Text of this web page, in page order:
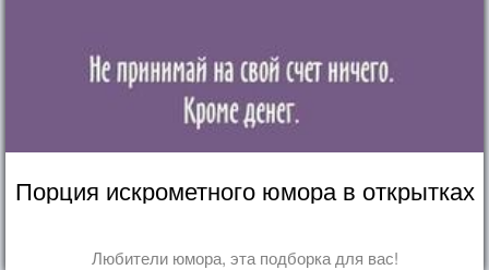
Порция искрометного юмора в открытках
Любители юмора, эта подборка для вас!